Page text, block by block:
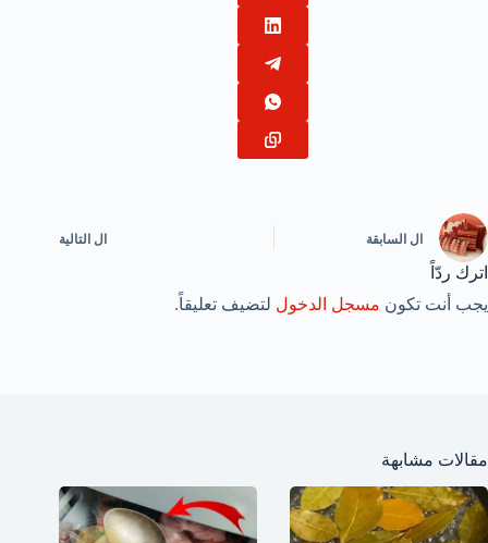
ال السابقة ال التالية
اترك ردّاً
يجب أنت تكون مسجل الدخول لتضيف تعليقاً.
مقالات مشابهة